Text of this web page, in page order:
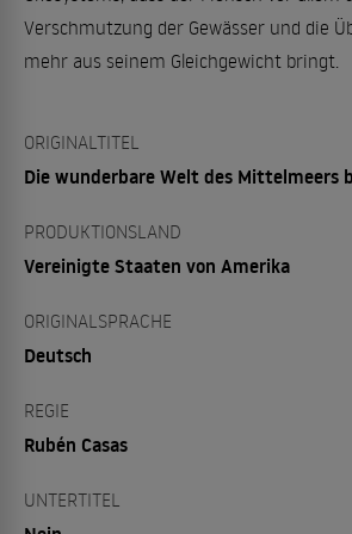
Verschmutzung der Gewässer und die
mehr aus seinem Gleichgewicht bringt.
ORIGINALTITEL
Die wunderbare Welt des Mittelmeers
PRODUKTIONSLAND
Vereinigte Staaten von Amerika
ORIGINALSPRACHE
Deutsch
REGIE
Rubén Casas
UNTERTITEL